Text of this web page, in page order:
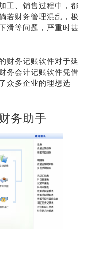
工、销售过程中，都
若财务管理混乱，极
滑等问题，严重时甚
财务记账软件对于延
务会计记账软件凭借
众多企业的理想选
务助手